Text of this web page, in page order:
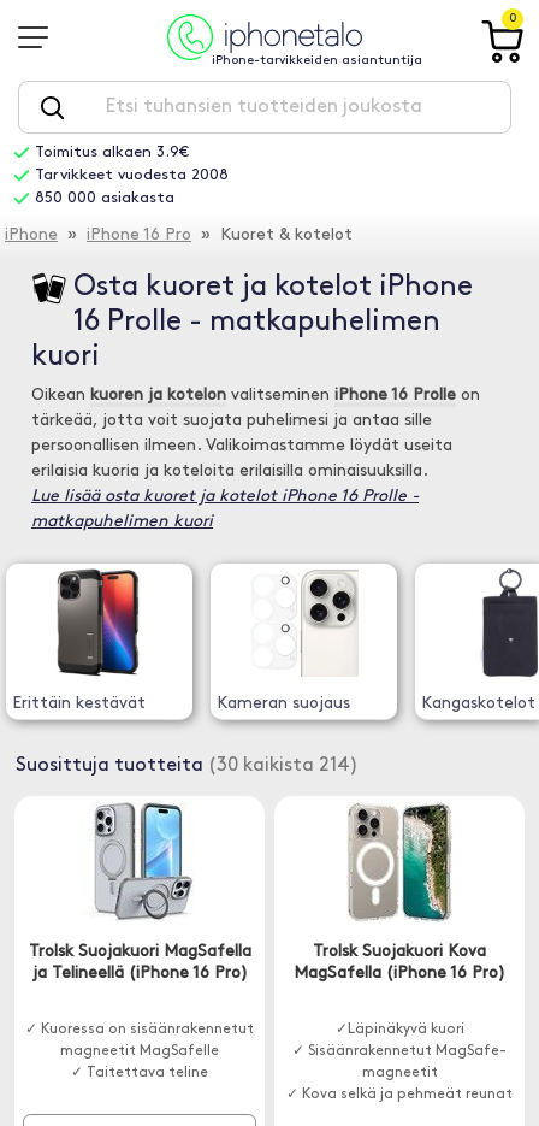
iPhone-tarvikkeiden asiantuntija
0
Toimitus alkaen 3.9€
Tarvikkeet vuodesta 2008
850 000 asiakasta
iPhone » iPhone 16 Pro » Kuoret & kotelot
Osta kuoret ja kotelot iPhone
16 Prolle - matkapuhelimen
kuori
Oikean kuoren ja kotelon valitseminen iPhone 16 Prolle on
tärkeää, jotta voit suojata puhelimesi ja antaa sille
persoonallisen ilmeen. Valikoimastamme löydät useita
erilaisia kuoria ja koteloita erilaisilla ominaisuuksilla.
Lue lisää osta kuoret ja kotelot iPhone 16 Prolle -
matkapuhelimen kuori
Erittäin kestävät Kameran suojaus Kangaskotelot
Suosittuja tuotteita (30 kaikista 214)
Trolsk Suojakuori MagSafella
ja Telineellä (iPhone 16 Pro)
✓ Kuoressa on sisäänrakennetut
magneetit MagSafelle
✓ Taitettava teline
Trolsk Suojakuori Kova
MagSafella (iPhone 16 Pro)
✓Läpinäkyvä kuori
✓ Sisäänrakennetut MagSafe-
magneetit
✓ Kova selkä ja pehmeät reunat